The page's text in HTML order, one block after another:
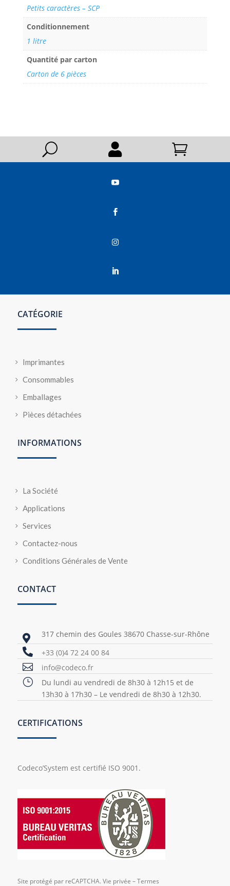
Petits caractères – SCP
Conditionnement
1 litre
Quantité par carton
Carton de 6 pièces
U  




CATÉGORIE
Imprimantes
Consommables
Emballages
Pièces détachées
INFORMATIONS
La Société
Applications
Services
Contactez-nous
Conditions Générales de Vente
CONTACT
 317 chemin des Goules 38670 Chasse-sur-Rhône
 +33 (0)4 72 24 00 84
 info@codeco.fr
}
Du lundi au vendredi de 8h30 à 12h15 et de
13h30 à 17h30 – Le vendredi de 8h30 à 12h30.
CERTIFICATIONS
Codeco’System est certifié ISO 9001.
Site protégé par reCAPTCHA. Vie privée –Termes